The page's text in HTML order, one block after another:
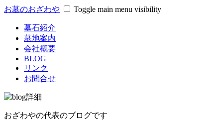
お墓のおざわや Toggle main menu visibility
墓石紹介
墓地案内
会社概要
BLOG
リンク
お問合せ
おざわやの代表のブログです